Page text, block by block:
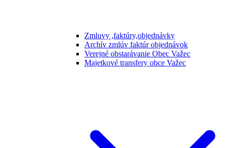
Zmluvy ,faktúry,objednávky
Archív zmlúv faktúr objednávok
Verejné obstarávanie Obec Važec
Majetkové transfery obce Važec